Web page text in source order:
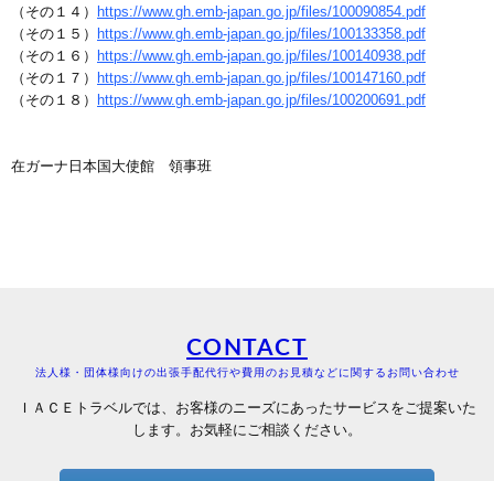
（その１４）
https://www.gh.emb-japan.go.jp/files/100090854.pdf
（その１５）
https://www.gh.emb-japan.go.jp/files/100133358.pdf
（その１６）
https://www.gh.emb-japan.go.jp/files/100140938.pdf
（その１７）
https://www.gh.emb-japan.go.jp/files/100147160.pdf
（その１８）
https://www.gh.emb-japan.go.jp/files/100200691.pdf
在ガーナ日本国大使館 領事班
CONTACT
法人様・団体様向けの出張手配代行や費用のお見積などに関するお問い合わせ
ＩＡＣＥトラベルでは、お客様のニーズにあったサービスをご提案いた
します。お気軽にご相談ください。